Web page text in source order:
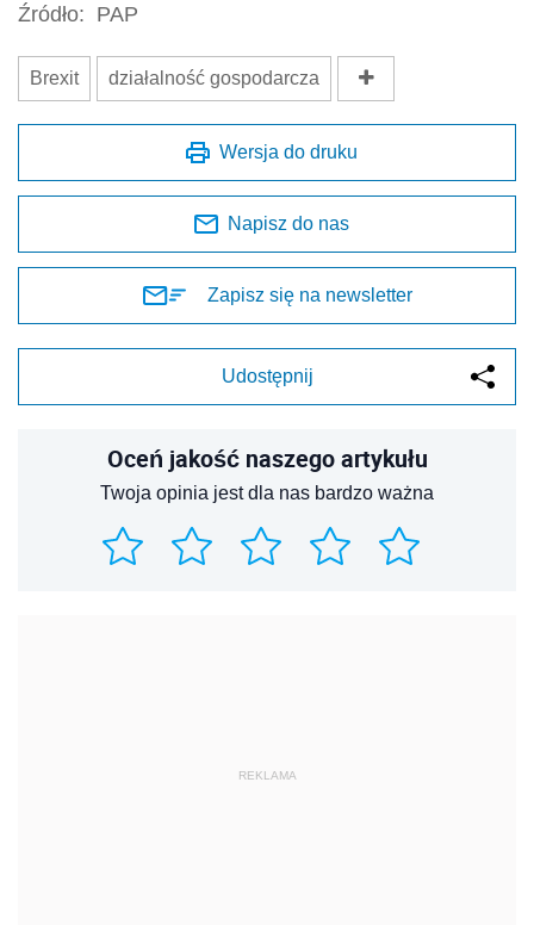
Źródło: PAP
Brexit działalność gospodarcza
Wersja do druku
Napisz do nas
Zapisz się na newsletter
Udostępnij
Oceń jakość naszego artykułu
Twoja opinia jest dla nas bardzo ważna
REKLAMA